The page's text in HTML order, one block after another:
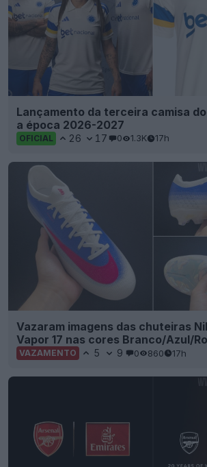
Lançamento da terceira camisa
a época 2026-2027
OFICIAL 26 17 0 1.3K 17h
Vazaram imagens das chuteiras
Vapor 17 nas cores Branco/Azul/
VAZAMENTO 5 9 0 860 17h